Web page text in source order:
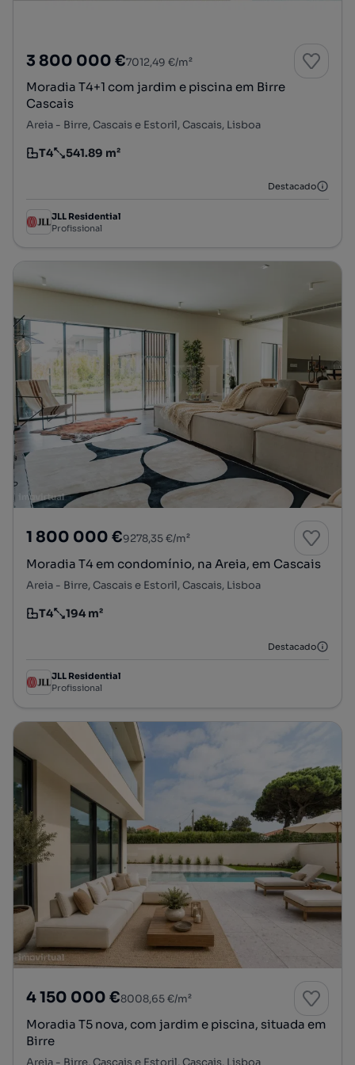
3 800 000 €7012,49 €/m²
Moradia T4+1 com jardim e piscina em Birre
Cascais
Areia - Birre, Cascais e Estoril, Cascais, Lisboa
Tipologia
T4
Preço por metro quadrado
541.89 m²
Destacado
JLL Residential
Profissional
1 800 000 €9278,35 €/m²
Moradia T4 em condomínio, na Areia, em Cascais
Areia - Birre, Cascais e Estoril, Cascais, Lisboa
Tipologia
T4
Preço por metro quadrado
194 m²
Destacado
JLL Residential
Profissional
4 150 000 €8008,65 €/m²
Moradia T5 nova, com jardim e piscina, situada em
Birre
Areia - Birre, Cascais e Estoril, Cascais, Lisboa